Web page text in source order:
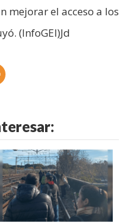
mejorar el acceso a los
(InfoGEI)Jd